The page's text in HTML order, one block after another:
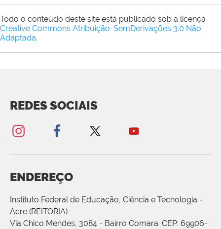
Todo o conteúdo deste site está publicado sob a licença
Creative Commons Atribuição-SemDerivações 3.0 Não
Adaptada.
REDES SOCIAIS
ENDEREÇO
Instituto Federal de Educação, Ciência e Tecnologia -
Acre (REITORIA)
Via Chico Mendes, 3084 - Bairro Comara. CEP: 69906-